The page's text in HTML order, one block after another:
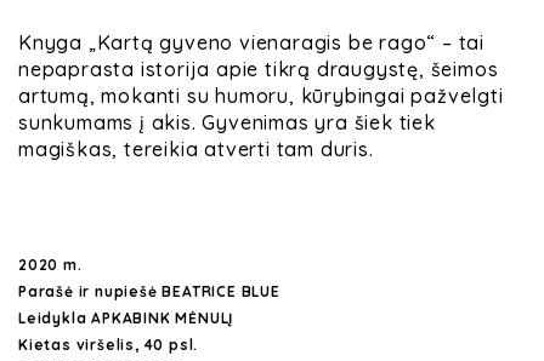
Knyga „Kartą gyveno vienaragis be rago“ – tai
nepaprasta istorija apie tikrą draugystę, šeimos
artumą, mokanti su humoru, kūrybingai pažvelgti
sunkumams į akis. Gyvenimas yra šiek tiek
magiškas, tereikia atverti tam duris.
2020 m.
Parašė ir nupiešėBEATRICE BLUE
Leidykla APKABINK MĖNULĮ
Kietas viršelis, 40 psl.